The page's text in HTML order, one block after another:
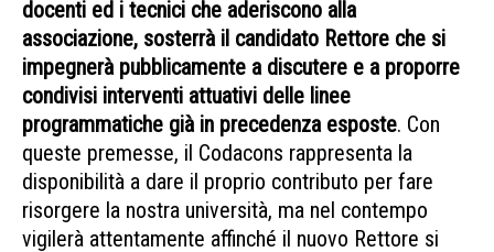
docenti ed i tecnici che aderiscono alla
associazione, sosterrà il candidato Rettore che si
impegnerà pubblicamente a discutere e a proporre
condivisi interventi attuativi delle linee
programmatiche già in precedenza esposte. Con
queste premesse, il Codacons rappresenta la
disponibilità a dare il proprio contributo per fare
risorgere la nostra università, ma nel contempo
vigilerà attentamente affinché il nuovo Rettore si